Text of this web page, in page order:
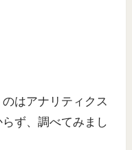
はアナリティクス
ず、調べてみまし